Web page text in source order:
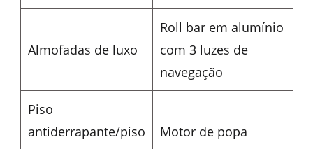
Almofadas de luxo
Roll bar em alumínio
com 3 luzes de
navegação
Piso
antiderrapante/piso
Motor de popa